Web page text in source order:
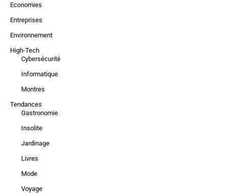
Economies
Entreprises
Environnement
High-Tech
Cybersécurité
Informatique
Montres
Tendances
Gastronomie
Insolite
Jardinage
Livres
Mode
Voyage